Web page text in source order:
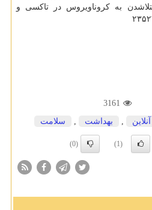
به كروناویروس در تاكسی و
3161
آنلاین , بهداشت , سلامت
(1)
(0)